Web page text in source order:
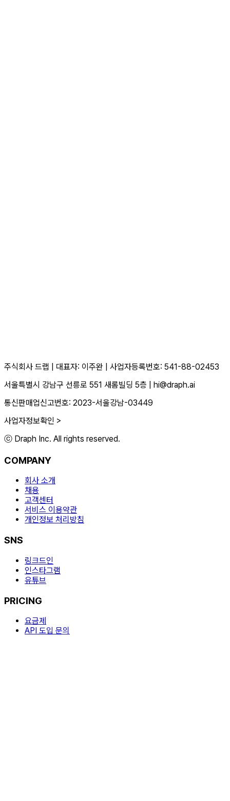
주식회사 드랩 대표자: 이주완
사업자등록번호: 541-88-02453
서울특별시 강남구 선릉로 551 새롬빌딩 5층
hi@draph.ai
통신판매업신고번호: 2023-서울강남-03449
사업자정보확인 >
ⓒ Draph Inc. All rights reserved.
COMPANY
회사 소개
채용
고객센터
서비스 이용약관
개인정보 처리방침
SNS
링크드인
인스타그램
유튜브
PRICING
요금제
API 도입 문의